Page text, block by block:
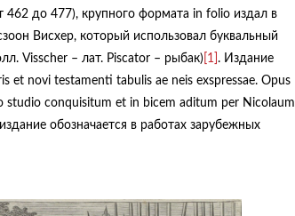
462 до 477), крупного формата in folio издал в
Висхер, который использовал буквальный
Visscher – лат. Piscator – рыбак) [1] . Издание
et novi testamenti tabulis ae neis exspressae. Opus
studio conquisitum et in bicem aditum per Nicolaum
обозначается в работах зарубежных